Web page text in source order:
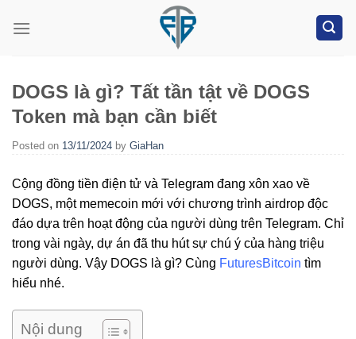
DOGS là gì? Tất tần tật về DOGS
Token mà bạn cần biết
Posted on 13/11/2024 by GiaHan
Cộng đồng tiền điện tử và Telegram đang xôn xao về
DOGS, một memecoin mới với chương trình airdrop độc
đáo dựa trên hoạt động của người dùng trên Telegram. Chỉ
trong vài ngày, dự án đã thu hút sự chú ý của hàng triệu
người dùng. Vậy DOGS là gì? Cùng FuturesBitcoin tìm
hiểu nhé.
Nội dung